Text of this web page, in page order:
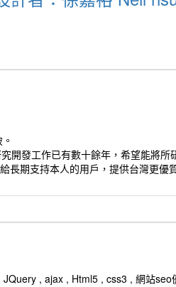
開發工作已有數十餘年，希望能將所
長期支持本人的用戶，提供台灣更優
, ajax , Html5 , css3 , 網站seo